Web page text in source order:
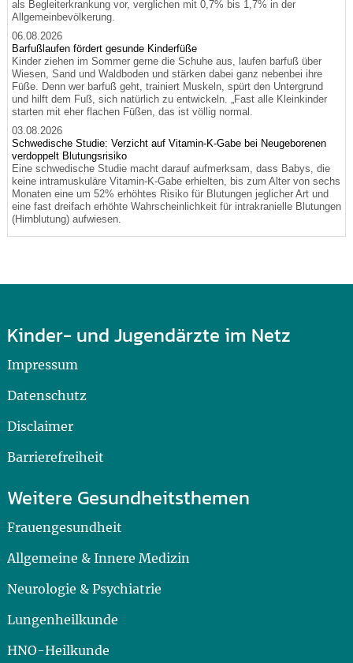
als Begleiterkrankung vor, verglichen mit 0,7% bis 1,7% in der
Allgemeinbevölkerung.
06.08.2026
Barfußlaufen fördert gesunde Kinderfüße
Kinder ziehen im Sommer gerne die Schuhe aus, laufen barfuß über
Wiesen, Sand und Waldboden und stärken dabei ganz nebenbei ihre
Füße. Denn wer barfuß geht, trainiert Muskeln, spürt den Untergrund
und hilft dem Fuß, sich natürlich zu entwickeln. „Fast alle Kleinkinder
starten mit eher flachen Füßen, das ist völlig normal.
03.08.2026
Schwedische Studie: Verzicht auf Vitamin-K-Gabe bei Neugeborenen
verdoppelt Blutungsrisiko
Eine schwedische Studie macht darauf aufmerksam, dass Babys, die
keine intramuskuläre Vitamin-K-Gabe erhielten, bis zum Alter von sechs
Monaten eine um 52% erhöhtes Risiko für Blutungen jeglicher Art und
eine fast dreifach erhöhte Wahrscheinlichkeit für intrakranielle Blutungen
(Hirnblutung) aufwiesen.
Kinder- und Jugendärzte im Netz
Impressum
Datenschutz
Disclaimer
Barrierefreiheit
Weitere Gesundheitsthemen
Frauengesundheit
Allgemeine & Innere Medizin
Neurologie & Psychiatrie
Lungenheilkunde
HNO-Heilkunde